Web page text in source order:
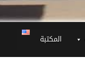
المكتبة